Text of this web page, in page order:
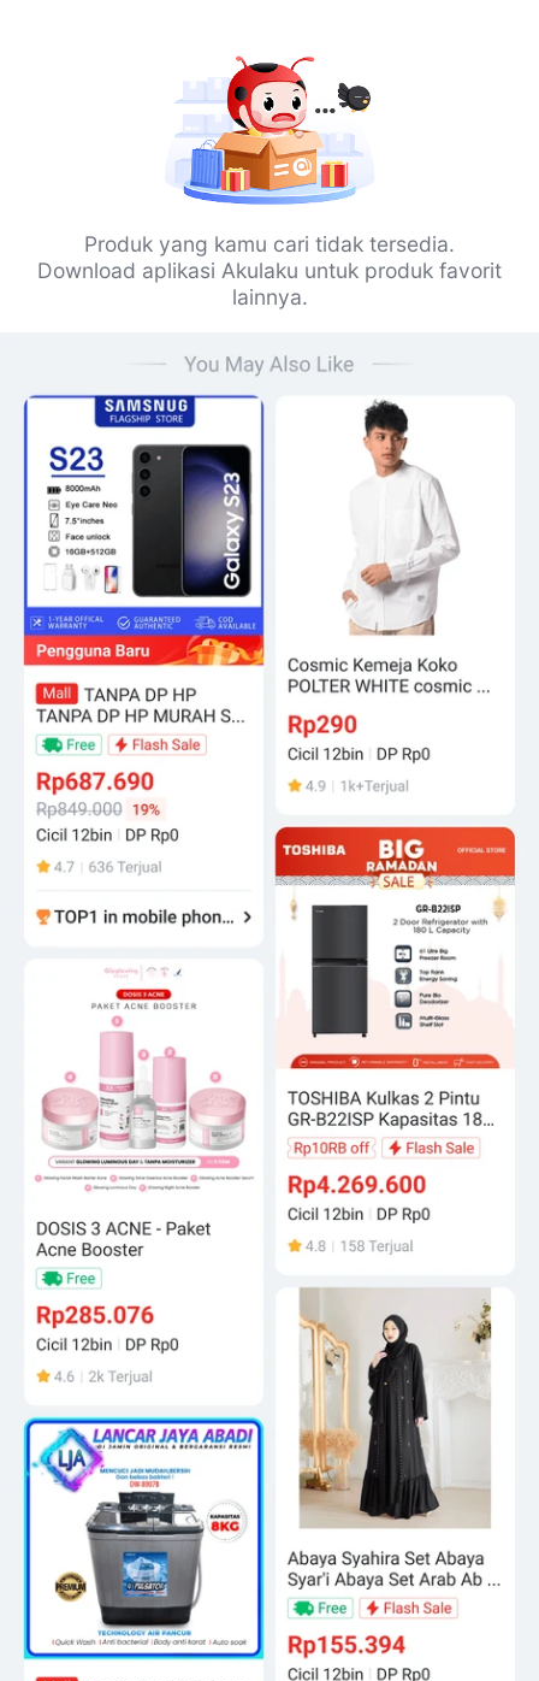
Produk yang kamu cari tidak tersedia.
Download aplikasi Akulaku untuk produk favorit
lainnya.